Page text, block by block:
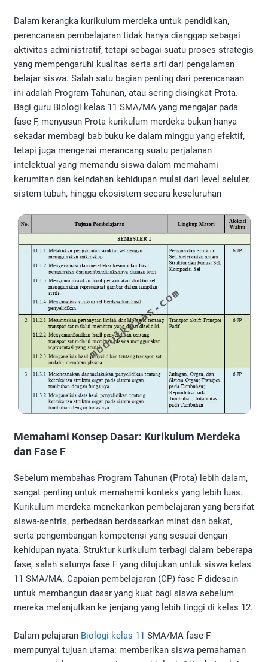
Dalam kerangka kurikulum merdeka untuk pendidikan,
perencanaan pembelajaran tidak hanya dianggap sebagai
aktivitas administratif, tetapi sebagai suatu proses strategis
yang mempengaruhi kualitas serta arti dari pengalaman
belajar siswa. Salah satu bagian penting dari perencanaan
ini adalah Program Tahunan, atau sering disingkat Prota.
Bagi guru Biologi kelas 11 SMA/MA yang mengajar pada
fase F, menyusun Prota kurikulum merdeka bukan hanya
sekadar membagi bab buku ke dalam minggu yang efektif,
tetapi juga mengenai merancang suatu perjalanan
intelektual yang memandu siswa dalam memahami
kerumitan dan keindahan kehidupan mulai dari level seluler,
sistem tubuh, hingga ekosistem secara keseluruhan
Memahami Konsep Dasar: Kurikulum Merdeka
dan Fase F
Sebelum membahas Program Tahunan (Prota) lebih dalam,
sangat penting untuk memahami konteks yang lebih luas.
Kurikulum merdeka menekankan pembelajaran yang bersifat
siswa-sentris, perbedaan berdasarkan minat dan bakat,
serta pengembangan kompetensi yang sesuai dengan
kehidupan nyata. Struktur kurikulum terbagi dalam beberapa
fase, salah satunya fase F yang ditujukan untuk siswa kelas
11 SMA/MA. Capaian pembelajaran (CP) fase F didesain
untuk membangun dasar yang kuat bagi siswa sebelum
mereka melanjutkan ke jenjang yang lebih tinggi di kelas 12.
Dalam pelajaran Biologi kelas 11 SMA/MA fase F
mempunyai tujuan utama: memberikan siswa pemahaman